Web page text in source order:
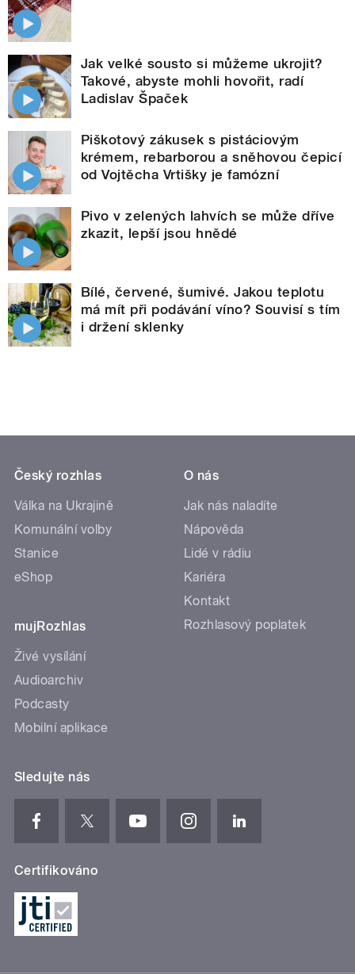
Jak velké sousto si můžeme ukrojit?
Takové, abyste mohli hovořit, radí
Ladislav Špaček
Piškotový zákusek s pistáciovým
krémem, rebarborou a sněhovou čepicí
od Vojtěcha Vrtišky je famózní
Pivo v zelených lahvích se může dříve
zkazit, lepší jsou hnědé
Bílé, červené, šumivé. Jakou teplotu
má mít při podávání víno? Souvisí s tím
i držení sklenky
Český rozhlas
Válka na Ukrajině
Komunální volby
Stanice
eShop
mujRozhlas
Živé vysílání
Audioarchiv
Podcasty
Mobilní aplikace
O nás
Jak nás naladíte
Nápověda
Lidé v rádiu
Kariéra
Kontakt
Rozhlasový poplatek
Sledujte nás
Certifikováno